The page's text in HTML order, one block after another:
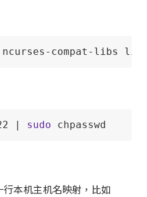
compat-libs
| sudo chpasswd
行本机主机名映射，比如